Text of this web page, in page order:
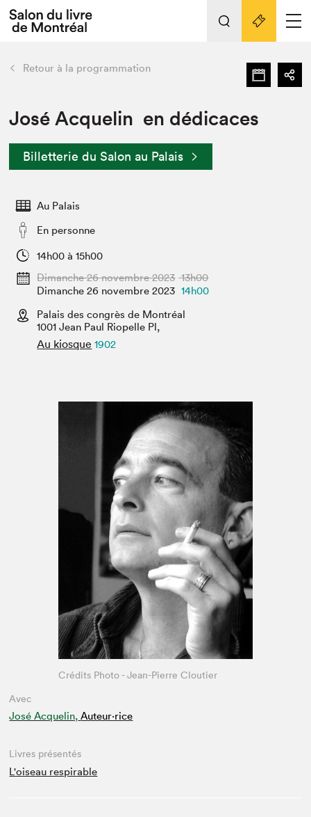
Espace exposant⋅e⋅s
Espace enseignant·e·s
Espace médias
L'événement
Préparer sa visite au Salon
Actualités
SLM PRO
retour Nos activités
Préparer sa visite
Salon dans la ville et en ligne
Projets partenaires
Liens pratiques
Retour à la programmation
José Acquelin en dédicaces
Billetterie du Salon au Palais
Au Palais
En personne
14h00 à 15h00
Dimanche 26 novembre 2023 13h00
Dimanche 26 novembre 2023 14h00
Palais des congrès de Montréal
1001 Jean Paul Riopelle Pl,
Au kiosque 1902
Avec
José Acquelin, Auteur·rice
Crédits Photo - Jean-Pierre Cloutier
Livres présentés
L'oiseau respirable